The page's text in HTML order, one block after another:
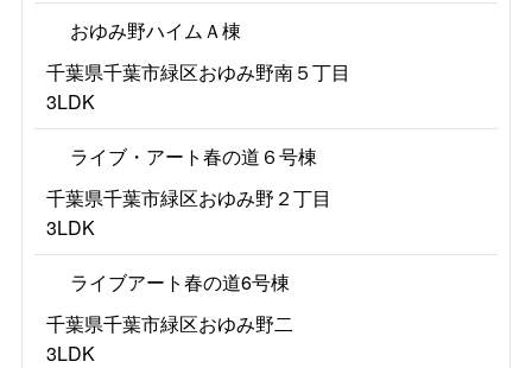
おゆみ野ハイムＡ棟
千葉県千葉市緑区おゆみ野南５丁目
3LDK
ライブ・アート春の道６号棟
千葉県千葉市緑区おゆみ野２丁目
3LDK
ライブアート春の道6号棟
千葉県千葉市緑区おゆみ野二
3LDK